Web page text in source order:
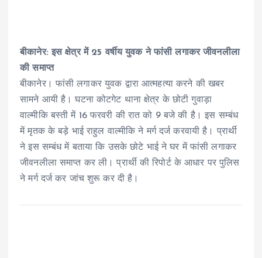
बीकानेर: इस क्षेत्र में 25 वर्षीय युवक ने फांसी लगाकर जीवनलीला
की समाप्त
बीकानेर। फांसी लगाकर युवक द्वारा आत्महत्या करने की खबर
सामने आयी है। घटना कोटगेट थाना क्षेत्र के छोटी गुवाड़ा
वाल्मीकि बस्ती में 16 फरवरी की रात को 9 बजे की है। इस सम्बंध
में मृतक के बड़े भाई राहुल वाल्मीकि ने मर्ग दर्ज करवायी है। प्रार्थी
ने इस सम्बंध में बताया कि उसके छोटे भाई ने घर में फांसी लगाकर
जीवनलीला समाप्त कर ली। प्रार्थी की रिपोर्ट के आधार पर पुलिस
ने मर्ग दर्ज कर जांच शुरू कर दी है।